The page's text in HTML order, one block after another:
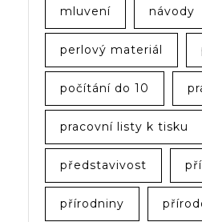
mluvení návody
perlový materiál
počítání do 10
pracovní listy k tisku
představivost
přírodniny